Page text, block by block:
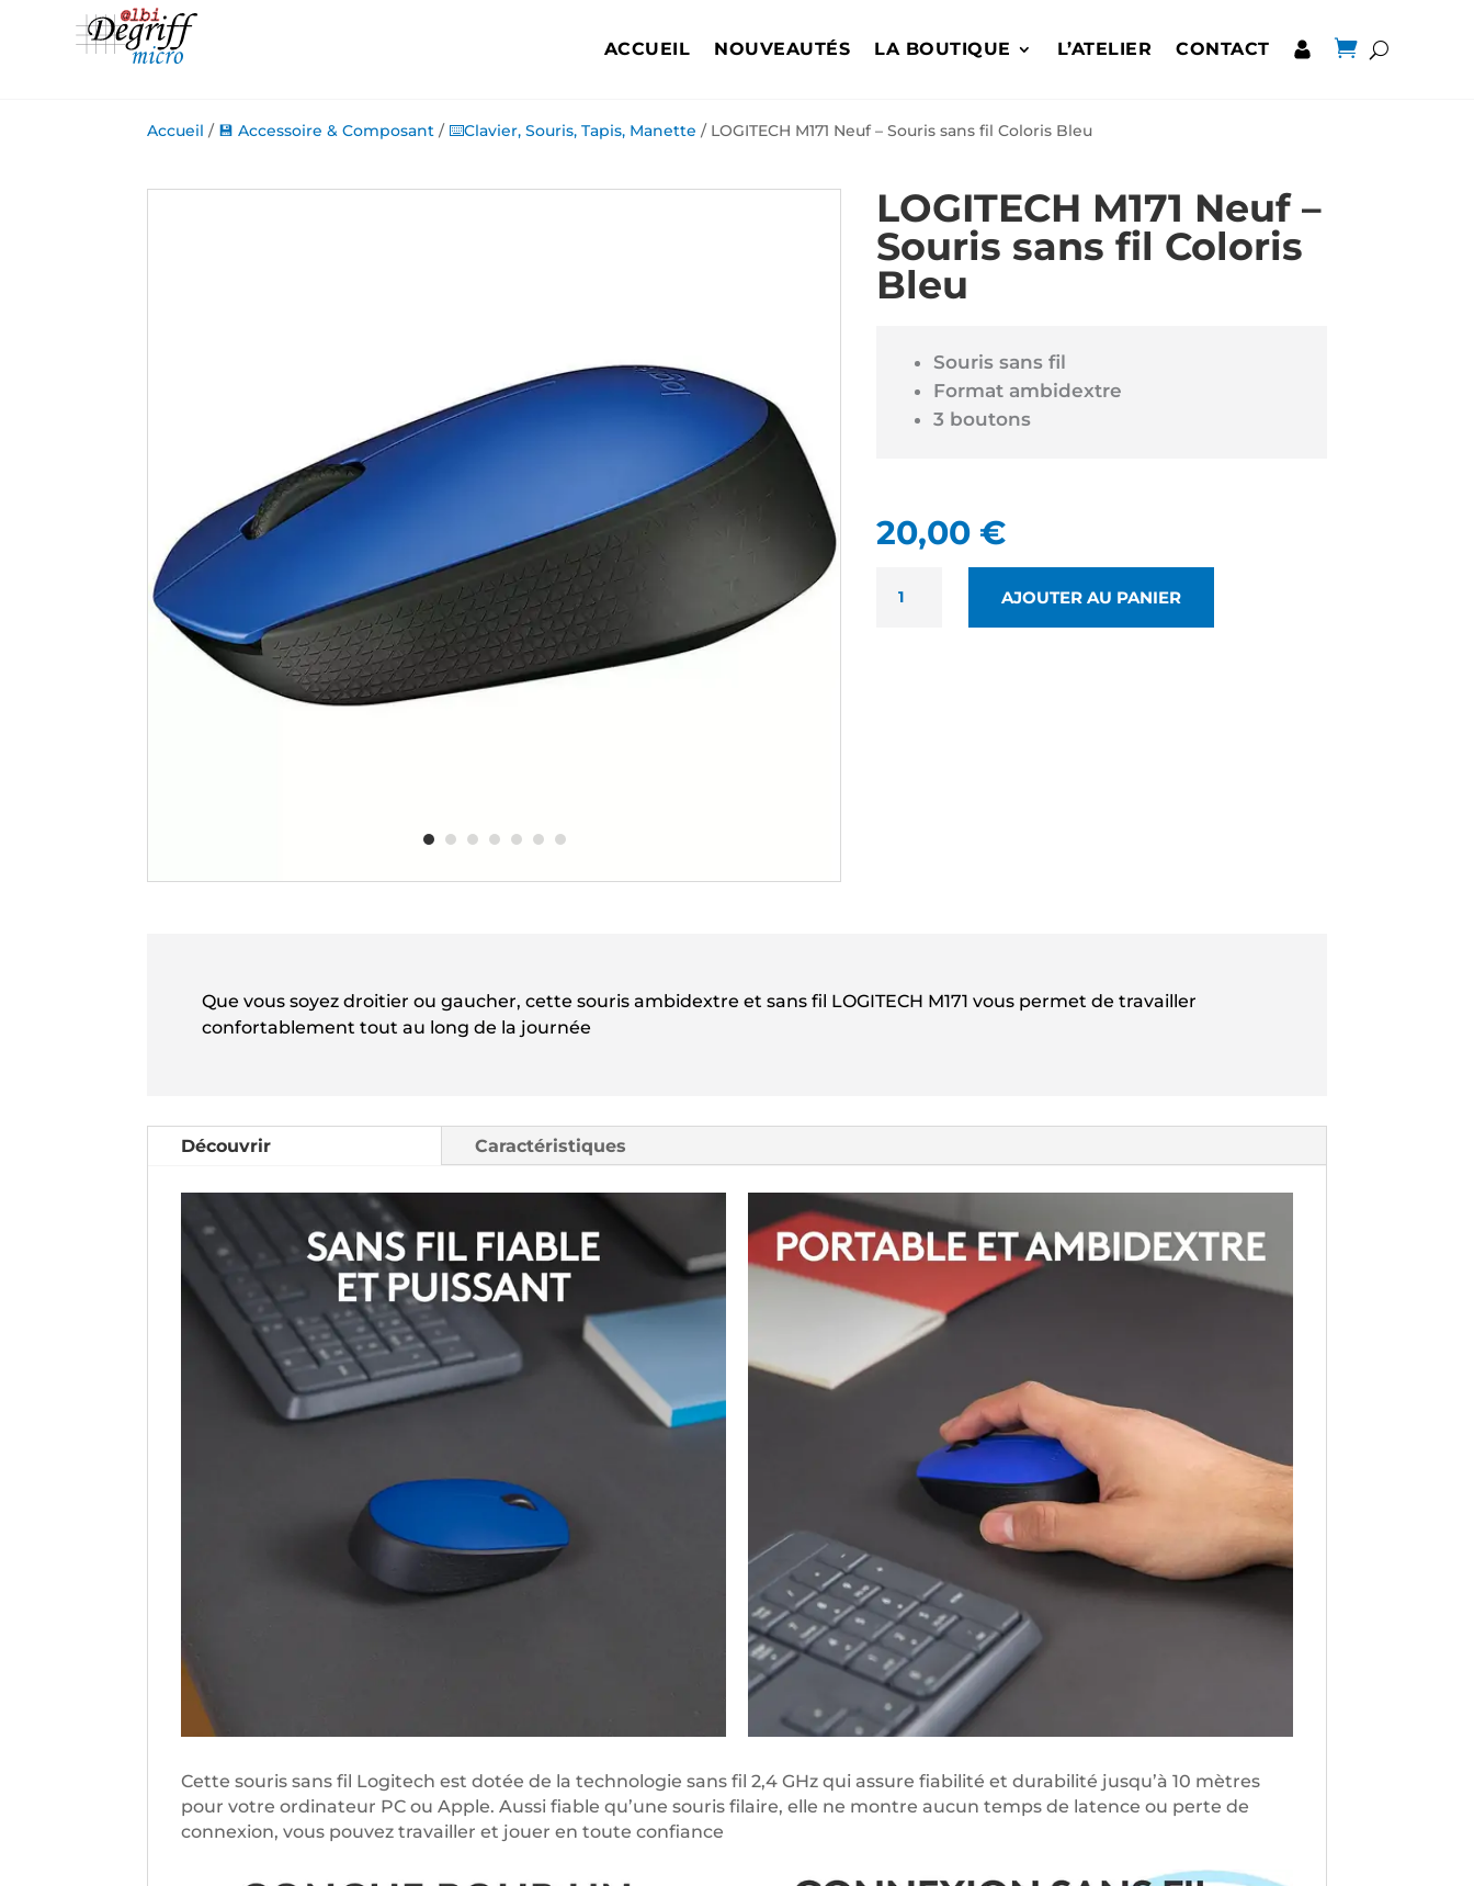
ACCUEIL NOUVEAUTÉS LA BOUTIQUE L’ATELIER CONTACT 
Accueil / 💾 Accessoire & Composant / ⌨️Clavier, Souris, Tapis, Manette / LOGITECH M171 Neuf – Souris sans fil Coloris Bleu
LOGITECH M171 Neuf –
Souris sans fil Coloris
Bleu
Souris sans fil
Format ambidextre
3 boutons
20,00 €
AJOUTER AU PANIER
Que vous soyez droitier ou gaucher, cette souris ambidextre et sans fil LOGITECH M171 vous permet de travailler
confortablement tout au long de la journée
Découvrir Caractéristiques
Cette souris sans fil Logitech est dotée de la technologie sans fil 2,4 GHz qui assure fiabilité et durabilité jusqu’à 10 mètres
pour votre ordinateur PC ou Apple. Aussi fiable qu’une souris filaire, elle ne montre aucun temps de latence ou perte de
connexion, vous pouvez travailler et jouer en toute confiance